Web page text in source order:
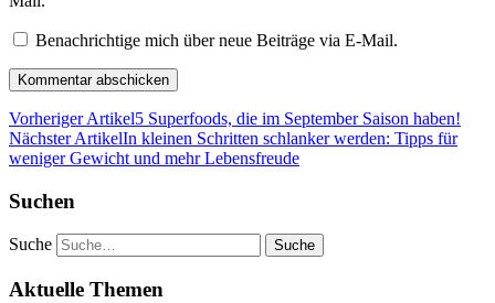
Benachrichtige mich über neue Beiträge via E-Mail.
Vorheriger Artikel5 Superfoods, die im September Saison haben!
Nächster ArtikelIn kleinen Schritten schlanker werden: Tipps für
weniger Gewicht und mehr Lebensfreude
Suchen
Suche
Aktuelle Themen